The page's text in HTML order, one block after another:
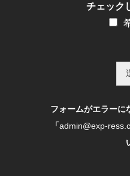
チェック
フォームがエラーに
「admin@exp-